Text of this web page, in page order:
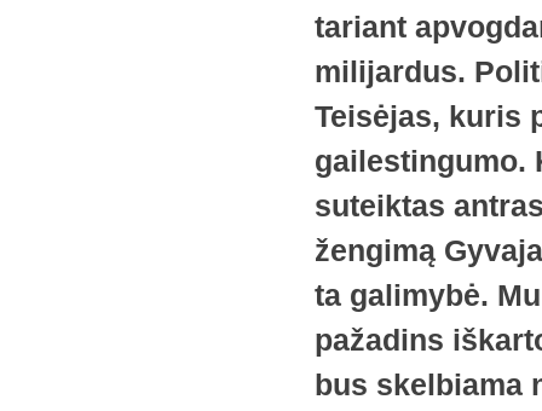
tariant
milijardus.
Teisėjas, kuris
gailestingumo.
suteiktas
žengimą
ta galimybė.
pažadins
bus skelbiama